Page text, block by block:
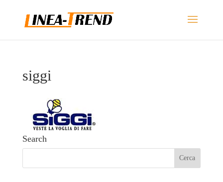
siggi
Search